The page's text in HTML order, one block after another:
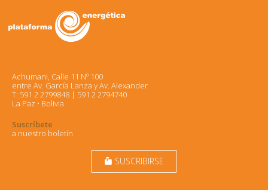
Achumani, Calle 11 Nº 100
entre Av. García Lanza y Av. Alexander
T: 591 2 2799848 | 591 2 2794740
La Paz • Bolivia
Suscríbete
a nuestro boletín
markunread_mailbox SUSCRIBIRSE